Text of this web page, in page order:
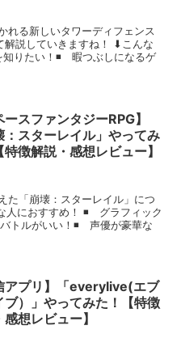
れる新しいタワーディフェンス
解説していきますね！ ⬇︎こんな
りたい！◾️ 暇つぶしになるゲ
ースファンタジーRPG】
：スターレイル」やってみ
特徴解説・感想レビュー】
た「崩壊：スターレイル」につ
人におすすめ！ ◾️ グラフィック
トルがいい！◾️ 声優が豪華な
アプリ】「everylive(エブ
ブ）」やってみた！【特徴
想レビュー】